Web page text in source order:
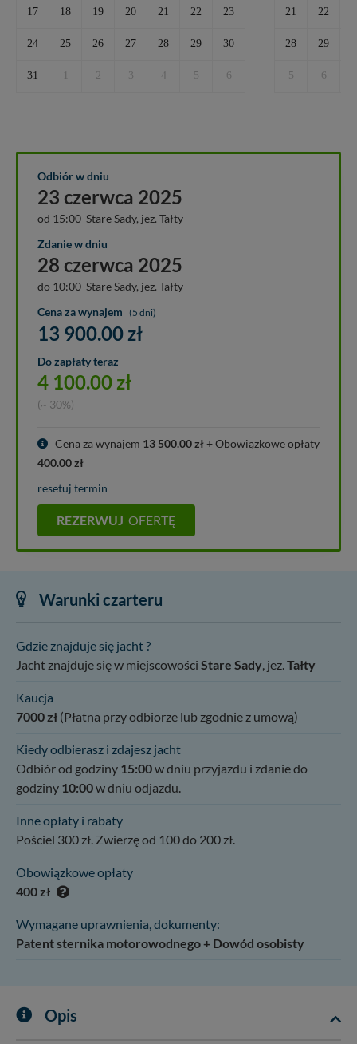
17 18 19 20 21 22 23
24 25 26 27 28 29 30
31 1 2 3 4 5 6
21 22
28 29
5 6
Odbiór w dniu
23 czerwca 2025
od 15:00 Stare Sady, jez. Tałty
Zdanie w dniu
28 czerwca 2025
do 10:00 Stare Sady, jez. Tałty
Cena za wynajem
(5 dni)
13 900.00 zł
Do zapłaty teraz
4 100.00 zł
(~ 30%)
Cena za wynajem 13 500.00zł + Obowiązkowe opłaty
400.00zł
resetuj termin
REZERWUJ OFERTĘ
Warunki czarteru
Gdzie znajduje się jacht ?
Jacht znajduje się w miejscowości Stare Sady , jez. Tałty
Kaucja
7000 zł (Płatna przy odbiorze lub zgodnie z umową)
Kiedy odbierasz i zdajesz jacht
Odbiór od godziny 15:00w dniu przyjazdu i zdanie do
godziny 10:00w dniu odjazdu.
Inne opłaty i rabaty
Pościel 300 zł. Zwierzę od 100 do 200 zł.
Obowiązkowe opłaty
400 zł
Wymagane uprawnienia, dokumenty:
Patent sternika motorowodnego + Dowód osobisty
Opis